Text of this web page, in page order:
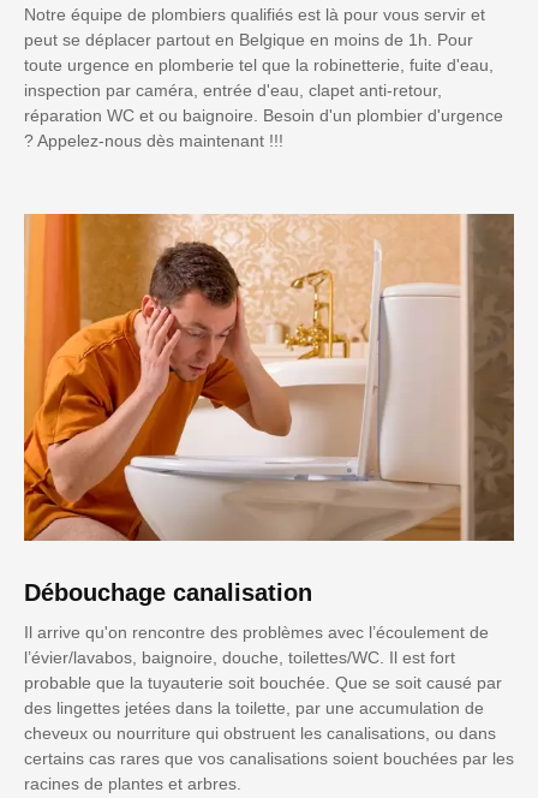
Notre équipe de plombiers qualifiés est là pour vous servir et
peut se déplacer partout en Belgique en moins de 1h. Pour
toute urgence en plomberie tel que la robinetterie, fuite d'eau,
inspection par caméra, entrée d'eau, clapet anti-retour,
réparation WC et ou baignoire. Besoin d'un plombier d'urgence
? Appelez-nous dès maintenant !!!
Débouchage canalisation
Il arrive qu'on rencontre des problèmes avec l’écoulement de
l’évier/lavabos, baignoire, douche, toilettes/WC. Il est fort
probable que la tuyauterie soit bouchée. Que se soit causé par
des lingettes jetées dans la toilette, par une accumulation de
cheveux ou nourriture qui obstruent les canalisations, ou dans
certains cas rares que vos canalisations soient bouchées par les
racines de plantes et arbres.